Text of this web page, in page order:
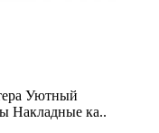
Уютный
Накладные ка..